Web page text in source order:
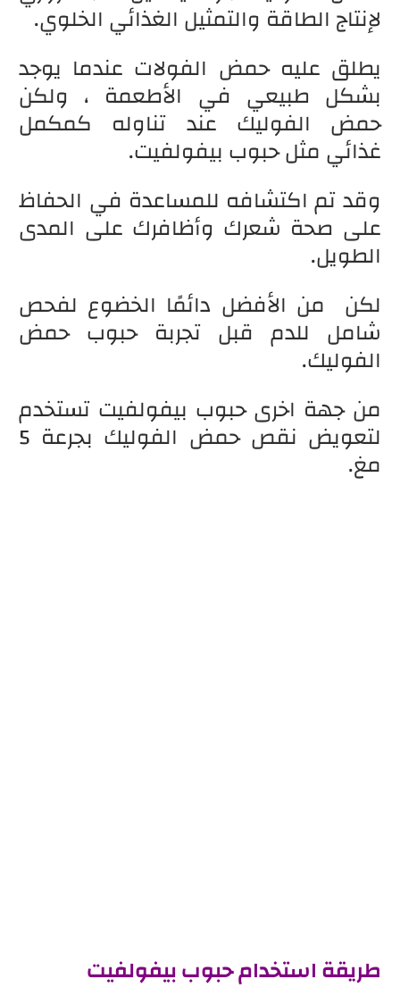
لإنتاج الطاقة والتمثيل الغذائي الخلوي.
يطلق عليه حمض الفولات عندما يوجد
بشكل طبيعي في الأطعمة ، ولكن
حمض الفوليك عند تناوله كمكمل
غذائي مثل حبوب بيفولفيت.
وقد تم اكتشافه للمساعدة في الحفاظ
على صحة شعرك وأظافرك على المدى
الطويل.
لكن من الأفضل دائمًا الخضوع لفحص
شامل للدم قبل تجربة حبوب حمض
الفوليك.
من جهة اخرى حبوب بيفولفيت تستخدم
لتعويض نقص حمض الفوليك بجرعة 5
مغ.
طريقة استخدام حبوب بيفولفيت